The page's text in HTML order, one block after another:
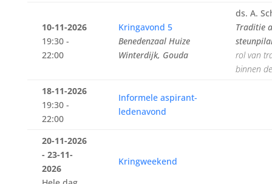
10-11-2026
19:30 -
22:00
Kringavond 5
Benedenzaal Huize
Winterdijk, Gouda
ds. A.
Traditie
rol van
binnen
18-11-2026
19:30 -
22:00
Informele aspirant-
ledenavond
20-11-2026
- 23-11-
2026
Kringweekend